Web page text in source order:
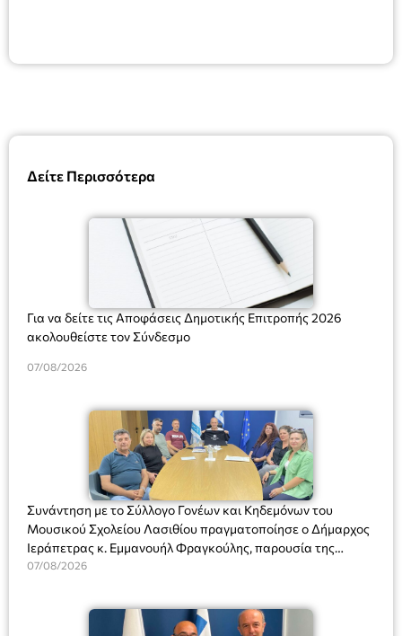
Δείτε Περισσότερα
Για να δείτε τις Αποφάσεις Δημοτικής Επιτροπής 2026
ακολουθείστε τον Σύνδεσμο
07/08/2026
Συνάντηση με το Σύλλογο Γονέων και Κηδεμόνων του
Μουσικού Σχολείου Λασιθίου πραγματοποίησε ο Δήμαρχος
Ιεράπετρας κ. Εμμανουήλ Φραγκούλης, παρουσία της
Διευθύντριας του σχολείου κας Μαριάννας Χαΐτα.
07/08/2026